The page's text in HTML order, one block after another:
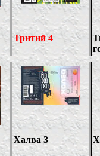
Тритий 4
Халва 3